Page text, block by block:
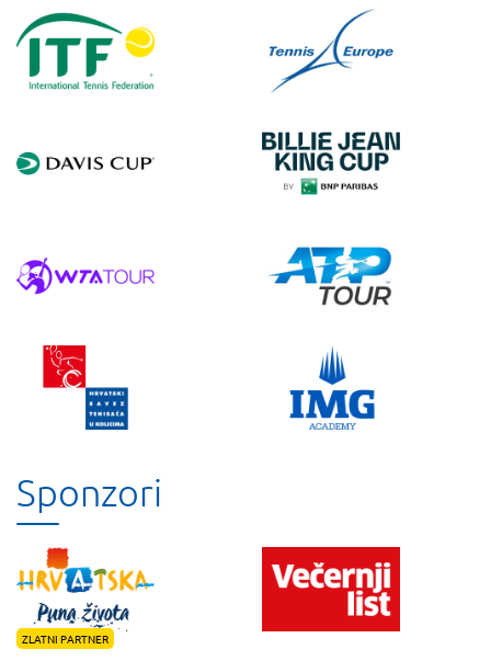
Sponzori
ZLATNI PARTNER